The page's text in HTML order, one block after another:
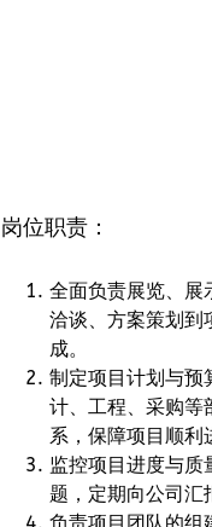
岗位职责：
全面负责展览、展
洽谈、方案策划到
成。
制定项目计划与预
计、工程、采购等
系，保障项目顺利
监控项目进度与质
题，定期向公司汇